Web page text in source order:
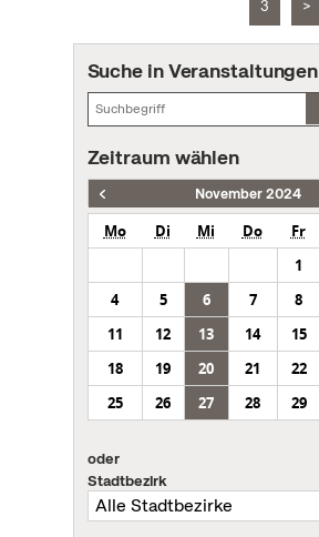
3 >
Suche in Veranstaltungen
Zeitraum wählen
November 2024
Mo Di Mi Do Fr
1
4
5 6 7 8
11
12 13 14 15
18
19 20 21 22
25
26 27 28 29
oder
Stadtbezirk